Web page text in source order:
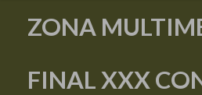
ZONA
FINAL XXX